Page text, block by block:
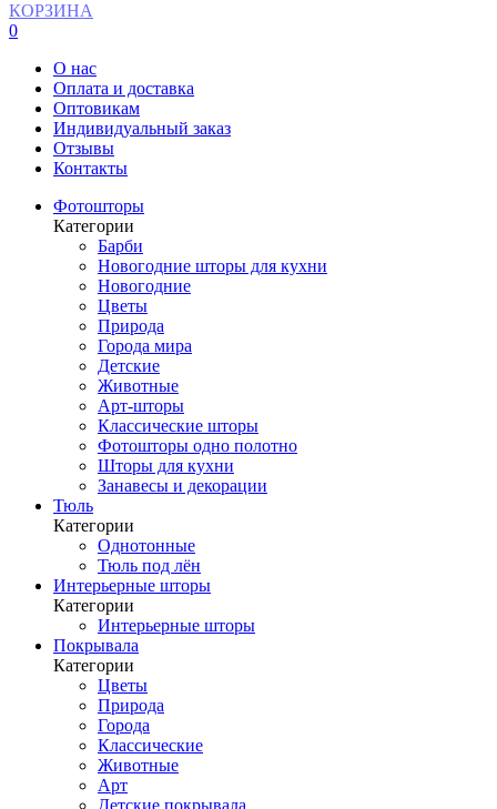
КОРЗИНА
0
О нас
Оплата и доставка
Оптовикам
Индивидуальный заказ
Отзывы
Контакты
Фотошторы
Категории
Барби
Новогодние шторы для кухни
Новогодние
Цветы
Природа
Города мира
Детские
Животные
Арт-шторы
Классические шторы
Фотошторы одно полотно
Шторы для кухни
Занавесы и декорации
Тюль
Категории
Однотонные
Тюль под лён
Интерьерные шторы
Категории
Интерьерные шторы
Покрывала
Категории
Цветы
Природа
Города
Классические
Животные
Арт
Детские покрывала